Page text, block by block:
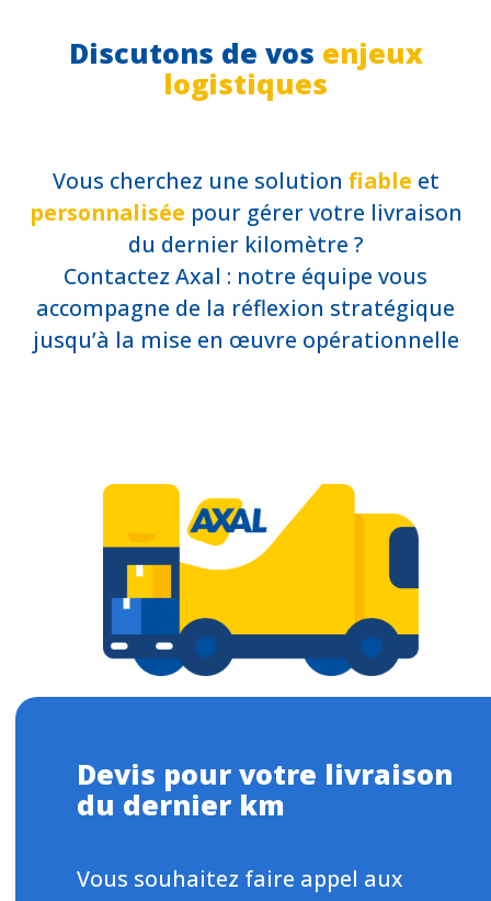
Discutons de vos enjeux
logistiques
Vous cherchez une solution fiable et
personnalisée pour gérer votre livraison
du dernier kilomètre ?
Contactez Axal : notre équipe vous
accompagne de la réflexion stratégique
jusqu’à la mise en œuvre opérationnelle
Devis pour votre livraison
du dernier km
Vous souhaitez faire appel aux